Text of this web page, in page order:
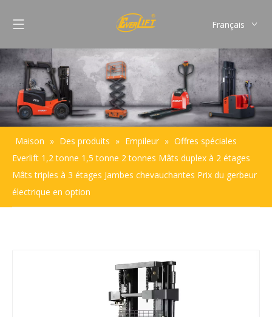
Français
Pусский
Español
Português
Maison » Des produits » Empileur » Offres spéciales
Everlift 1,2 tonne 1,5 tonne 2 tonnes Mâts duplex à 2 étages
Mâts triples à 3 étages Jambes chevauchantes Prix du gerbeur
électrique en option